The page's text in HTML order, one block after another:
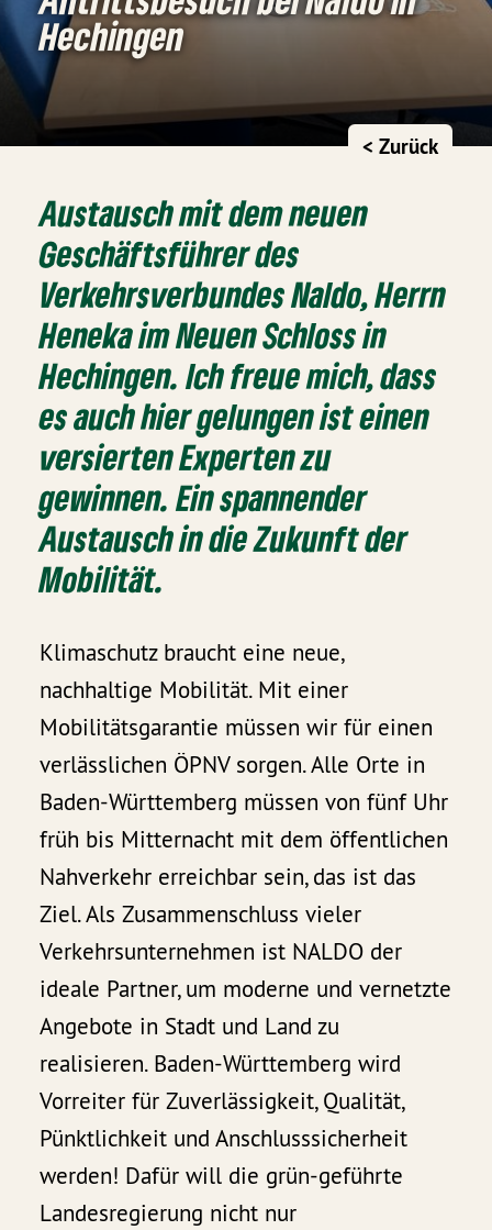
Hechingen
< Zurück
Austausch mit dem neuen
Geschäftsführer des
Verkehrsverbundes Naldo, Herrn
Heneka im Neuen Schloss in
Hechingen. Ich freue mich, dass
es auch hier gelungen ist einen
versierten Experten zu
gewinnen. Ein spannender
Austausch in die Zukunft der
Mobilität.
Klimaschutz braucht eine neue,
nachhaltige Mobilität. Mit einer
Mobilitätsgarantie müssen wir für einen
verlässlichen ÖPNV sorgen. Alle Orte in
Baden-Württemberg müssen von fünf Uhr
früh bis Mitternacht mit dem öffentlichen
Nahverkehr erreichbar sein, das ist das
Ziel. Als Zusammenschluss vieler
Verkehrsunternehmen ist NALDO der
ideale Partner, um moderne und vernetzte
Angebote in Stadt und Land zu
realisieren. Baden-Württemberg wird
Vorreiter für Zuverlässigkeit, Qualität,
Pünktlichkeit und Anschlusssicherheit
werden! Dafür will die grün-geführte
Landesregierung nicht nur